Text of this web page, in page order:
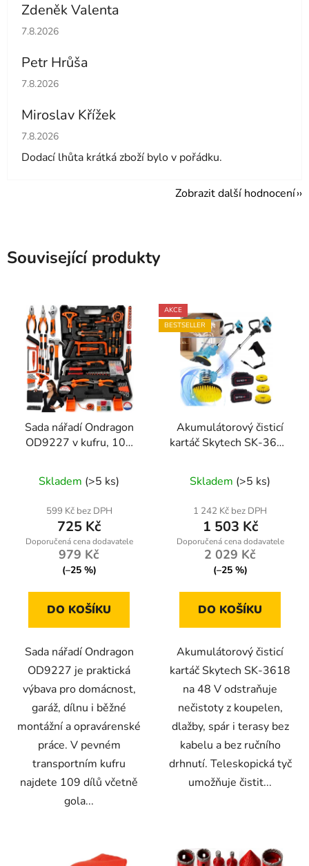
Zdeněk Valenta
Hodnocení obchodu je 5 z 5 hvězdiček.
7.8.2026
Petr Hrůša
Hodnocení obchodu je 5 z 5 hvězdiček.
7.8.2026
Miroslav Křížek
Hodnocení obchodu je 5 z 5 hvězdiček.
7.8.2026
Dodací lhůta krátká zboží bylo v pořádku.
Zobrazit další hodnocení
Související produkty
Sada nářadí Ondragon
OD9227 v kufru, 109
kleště a příslušenství
Skladem (>5 ks)
599 Kč bez DPH
725 Kč
979 Kč
(–25 %)
DO KOŠÍKU
Sada nářadí Ondragon
OD9227 je praktická
výbava pro domácnost,
garáž, dílnu i běžné
montážní a opravárenské
práce. V pevném
transportním kufru
najdete 109 dílů včetně
gola...
AKCE
BESTSELLER
Akumulátorový čisticí
kartáč Skytech SK-3618
+ 3 kartáče
Skladem (>5 ks)
1 242 Kč bez DPH
1 503 Kč
2 029 Kč
(–25 %)
DO KOŠÍKU
Akumulátorový čisticí
kartáč Skytech SK-3618
na 48 V odstraňuje
nečistoty z koupelen,
dlažby, spár i terasy bez
kabelu a bez ručního
drhnutí. Teleskopická tyč
umožňuje čistit...